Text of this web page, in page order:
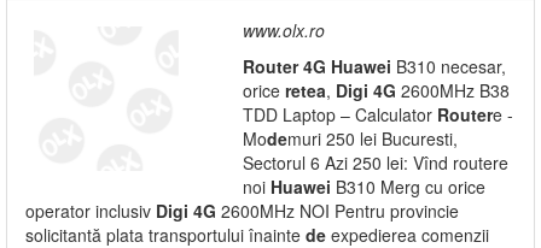
www.olx.ro
Router 4G Huawei B310 necesar,
orice retea, Digi 4G 2600MHz B38
TDD Laptop – Calculator Routere -
Modemuri 250 lei Bucuresti,
Sectorul 6 Azi 250 lei: Vînd routere
noi Huawei B310 Merg cu orice
operator inclusiv Digi 4G 2600MHz NOI Pentru provincie
solicitantă plata transportului înainte de expedierea comenzii